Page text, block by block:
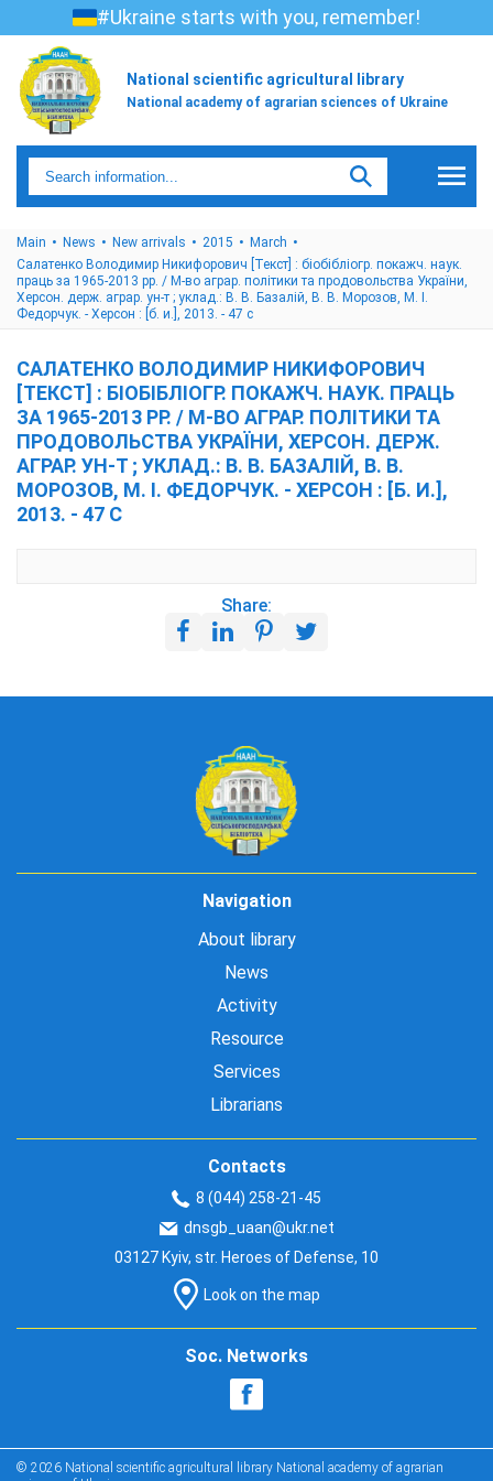
#Ukraine starts with you, remember!
National scientific agricultural library
National academy of agrarian sciences of Ukraine
Main News New arrivals 2015
March
Салатенко Володимир Никифорович [Текст] : біобібліогр. покажч. наук.
праць за 1965-2013 рр. / М-во аграр. політики та продовольства України,
Херсон. держ. аграр. ун-т ; уклад.: В. В. Базалій, В. В. Морозов, М. І.
Федорчук. - Херсон : [б. и.], 2013. - 47 с
САЛАТЕНКО ВОЛОДИМИР НИКИФОРОВИЧ
[ТЕКСТ] : БІОБІБЛІОГР. ПОКАЖЧ. НАУК. ПРАЦЬ
ЗА 1965-2013 РР. / М-ВО АГРАР. ПОЛІТИКИ ТА
ПРОДОВОЛЬСТВА УКРАЇНИ, ХЕРСОН. ДЕРЖ.
АГРАР. УН-Т ; УКЛАД.: В. В. БАЗАЛІЙ, В. В.
МОРОЗОВ, М. І. ФЕДОРЧУК. - ХЕРСОН : [Б. И.],
2013. - 47 С
Share:
Navigation
About library
News
Activity
Resource
Services
Librarians
Contacts
8 (044) 258-21-45
dnsgb_uaan@ukr.net
03127 Kyiv, str. Heroes of Defense, 10
Look on the map
Soc. Networks
© 2026 National scientific agricultural library National academy of agrarian